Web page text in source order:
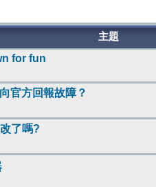
主題
for fun
官方回報故障？
了嗎?